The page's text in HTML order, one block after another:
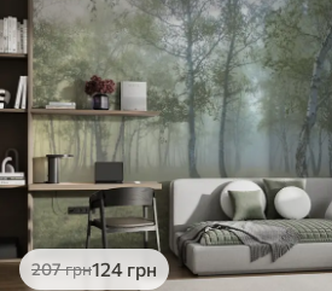
207грн124 грн